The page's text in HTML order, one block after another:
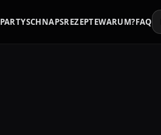
PARTYSCHNAPSREZEPTEWARUM?FAQ